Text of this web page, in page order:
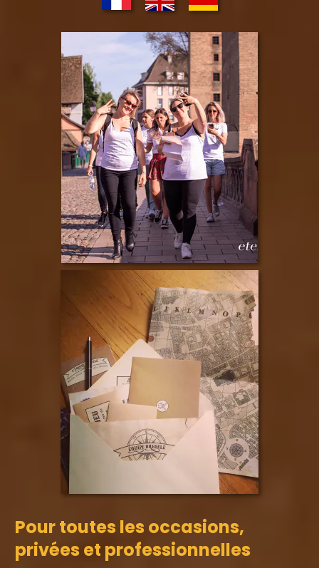
Pour toutes les occasions,
privées et professionnelles